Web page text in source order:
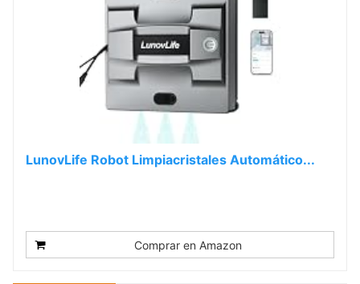
LunovLife Robot Limpiacristales Automático...
Comprar en Amazon